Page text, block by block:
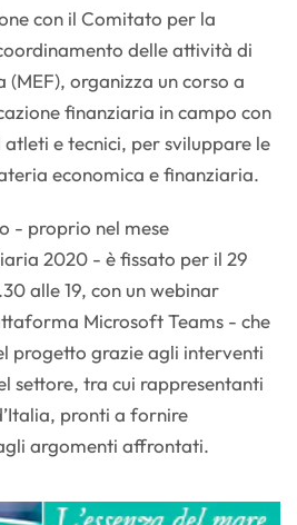
con il Comitato per la
delle attività di
(MEF), organizza un corso a
finanziaria in campo con
e tecnici, per sviluppare le
economica e finanziaria.
- proprio nel mese
2020 - è fissato per il 29
alle 19, con un webinar
Microsoft Teams - che
progetto grazie agli interventi
settore, tra cui rappresentanti
pronti a fornire
argomenti affrontati.